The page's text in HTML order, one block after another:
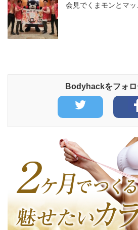
会見でくまモンとマッ
Bodyhackをフォロ